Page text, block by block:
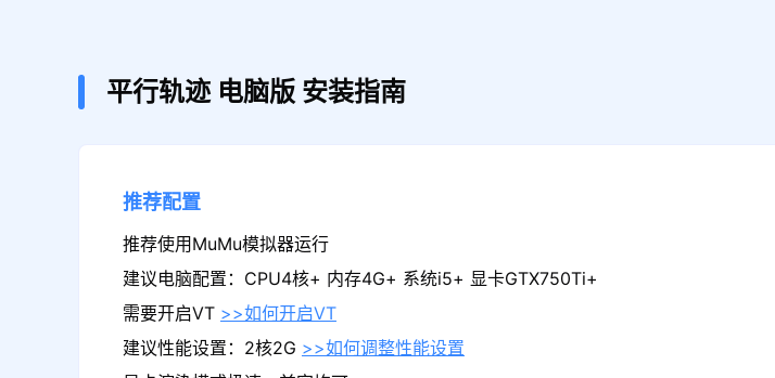
平行轨迹 电脑版 安装指南
推荐配置
推荐使用MuMu模拟器运行
建议电脑配置：CPU4核+ 内存4G+ 系统i5+ 显卡GTX750Ti+
需要开启VT >>如何开启VT
建议性能设置：2核2G >>如何调整性能设置